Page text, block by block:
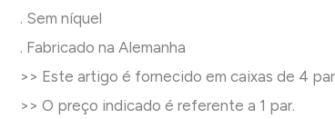
. Sem níquel
. Fabricado na Alemanha
>> Este artigo é fornecido em caixas de 4